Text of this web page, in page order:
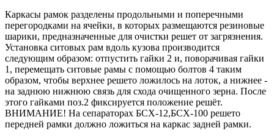
Каркасы рамок разделены продольными и поперечными
перегородками на ячейки, в которых размещаются резиновые
шарики, предназначенные для очистки решет от загрязнения.
Установка ситовых рам вдоль кузова производится
следующим образом: отпустить гайки 2 и, поворачивая гайки
1, перемещать ситовые рамы с помощью болтов 4 таким
образом, чтобы верхнее решето ложилось на лоток, а нижнее -
на заднюю нижнюю связь для схода очищенного зерна. После
этого гайками поз.2 фиксируется положение решёт.
ВНИМАНИЕ! На сепараторах БСХ-12,БСХ-100 решето
передней рамки должно ложиться на каркас задней рамки.